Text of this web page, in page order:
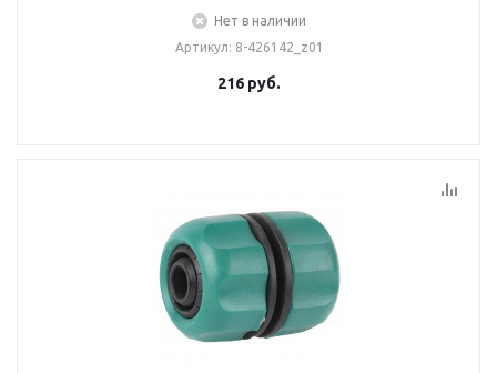
Нет в наличии
Артикул: 8-426142_z01
216 руб.